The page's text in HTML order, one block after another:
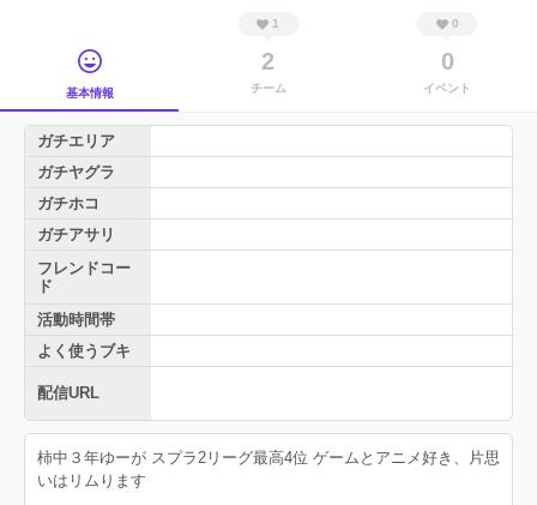
基本情報
1
2
チーム
0
0
イベント
ガチエリア
ガチヤグラ
ガチホコ
ガチアサリ
フレンドコー
ド
活動時間帯
よく使うブキ
配信URL
柿中３年ゆーが スプラ2リーグ最高4位 ゲームとアニメ好き、片思
いはリムります